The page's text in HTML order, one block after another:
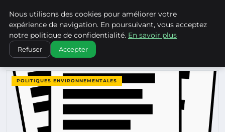
Climatechangenebraska -
CLIMATECHANGENEBRASKA
DERNIERS ARTICLES
POLITIQUES ENVIRONNEMENTALES
Nous utilisons des cookies pour améliorer votre
expérience de navigation. En poursuivant, vous acceptez
notre politique de confidentialité. En savoir plus
Refuser Accepter